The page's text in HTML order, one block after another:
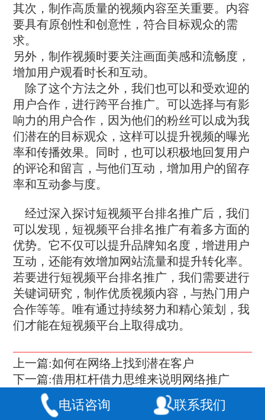
其次，制作高质量的视频内容至关重要。内容
要具有原创性和创意性，符合目标观众的需
求。
另外，制作视频时要关注画面美感和流畅度，
增加用户观看时长和互动。
除了这个方法之外，我们也可以和受欢迎的
用户合作，进行跨平台推广。可以选择与有影
响力的用户合作，因为他们的粉丝可以成为我
们潜在的目标观众，这样可以提升视频的曝光
率和传播效果。同时，也可以积极地回复用户
的评论和留言，与他们互动，增加用户的留存
率和互动参与度。
经过深入探讨短视频平台排名推广后，我们
可以发现，短视频平台排名推广有着多方面的
优势。它不仅可以提升品牌知名度，增进用户
互动，还能有效增加网站流量和提升转化率。
若要进行短视频平台排名推广，我们需要进行
关键词研究，制作优质视频内容，与热门用户
合作等等。唯有通过持续努力和精心策划，我
们才能在短视频平台上取得成功。
上一篇:如何在网络上找到潜在客户
下一篇:借用杠杆借力思维来说明网络推广
电话咨询 联系我们